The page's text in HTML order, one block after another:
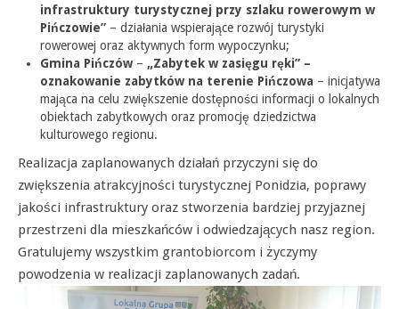
infrastruktury turystycznej przy szlaku rowerowym w
Pińczowie” – działania wspierające rozwój turystyki
rowerowej oraz aktywnych form wypoczynku;
Gmina Pińczów– „Zabytek w zasięgu ręki” –
oznakowanie zabytków na terenie Pińczowa – inicjatywa
mająca na celu zwiększenie dostępności informacji o lokalnych
obiektach zabytkowych oraz promocję dziedzictwa
kulturowego regionu.
Realizacja zaplanowanych działań przyczyni się do
zwiększenia atrakcyjności turystycznej Ponidzia, poprawy
jakości infrastruktury oraz stworzenia bardziej przyjaznej
przestrzeni dla mieszkańców i odwiedzających nasz region.
Gratulujemy wszystkim grantobiorcom i życzymy
powodzenia w realizacji zaplanowanych zadań.